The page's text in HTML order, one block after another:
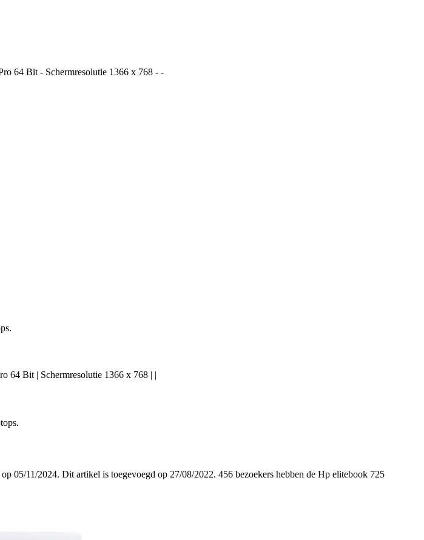
64 Bit - Schermresolutie 1366 x 768 - -
64 Bit | Schermresolutie 1366 x 768 | |
05/11/2024. Dit artikel is toegevoegd op 27/08/2022. 456 bezoekers hebben de Hp elitebook 725